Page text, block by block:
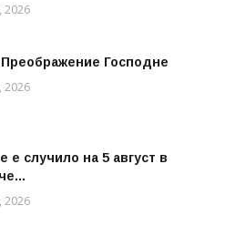
2026
Господне
2026
е случило на 5 август в
2026